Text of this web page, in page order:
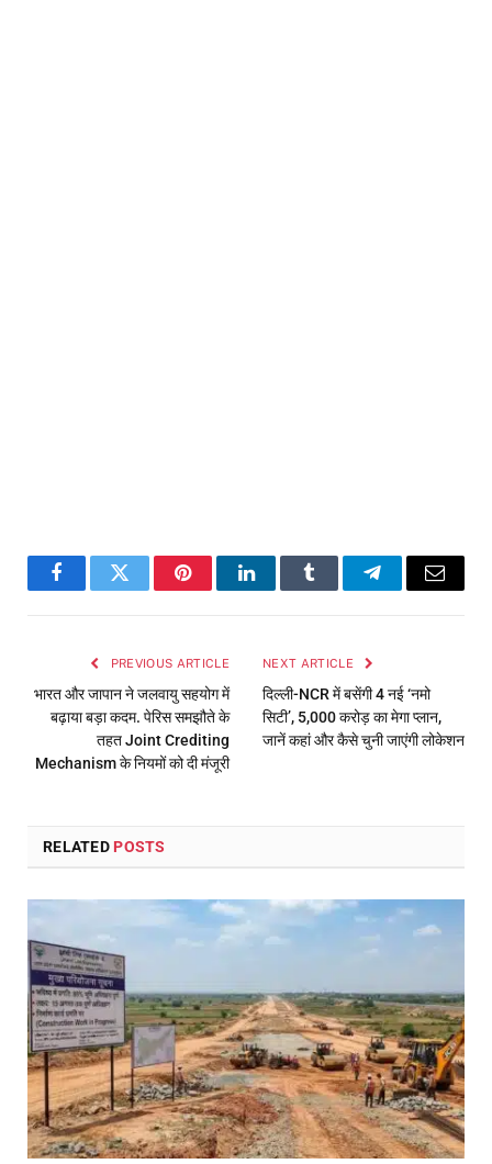
FacebookTwitter PinterestLinkedInTumblr TelegramEmail
PREVIOUS ARTICLE
भारत और जापान ने जलवायु सहयोग में
बढ़ाया बड़ा कदम. पेरिस समझौते के
तहत Joint Crediting
Mechanism के नियमों को दी मंजूरी
NEXT ARTICLE
दिल्ली-NCR में बसेंगी 4 नई ‘नमो
सिटी’, 5,000 करोड़ का मेगा प्लान,
जानें कहां और कैसे चुनी जाएंगी लोकेशन
RELATED POSTS